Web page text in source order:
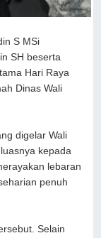
S MSi
SH beserta
Hari Raya
Dinas Wali
digelar Wali
kepada
lebaran
penuh
Selain